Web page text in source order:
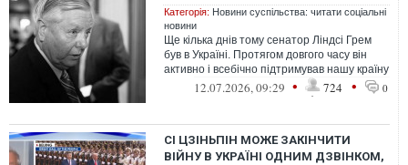
Категорія: Новини суспільства: читати соціальні
новини
Ще кілька днів тому сенатор Ліндсі Грем
був в Україні. Протягом довгого часу він
активно і всебічно підтримував нашу країну
12.07.2026, 09:29 • 724 • 0
СІ ЦЗІНЬПІН МОЖЕ ЗАКІНЧИТИ
ВІЙНУ В УКРАЇНІ ОДНИМ ДЗВІНКОМ,